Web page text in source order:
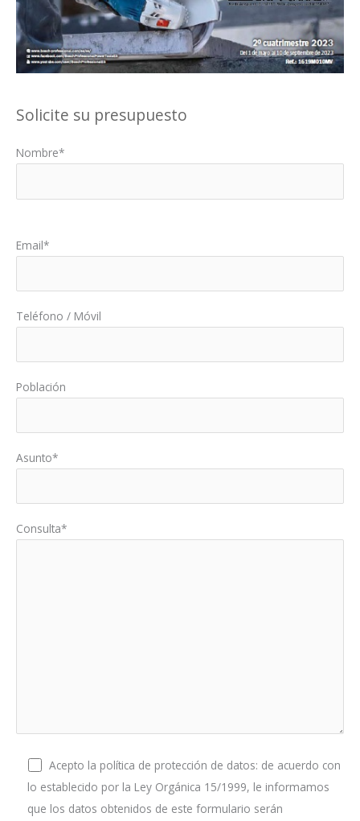
Solicite su presupuesto
Nombre*
Email*
Teléfono / Móvil
Población
Asunto*
Consulta*
Acepto la política de protección de datos: de acuerdo con
lo establecido por la Ley Orgánica 15/1999, le informamos
que los datos obtenidos de este formulario serán